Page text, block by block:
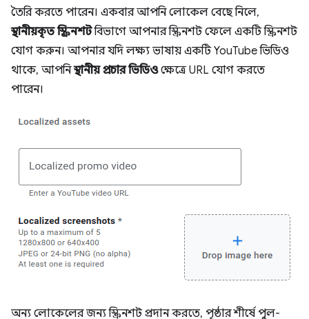
তৈরি করতে পারেন। একবার আপনি লোকেল বেছে নিলে,
স্থানীয়কৃত স্ক্রিনশটবিভাগে আপনার স্ক্রিনশট ফেলে একটি স্ক্রিনশট
যোগ করুন। আপনার যদি লক্ষ্য ভাষায় একটি YouTube ভিডিও
থাকে, আপনিস্থানীয় প্রচার ভিডিওক্ষেত্রে URL যোগ করতে
পারেন।
অন্য লোকেলের জন্য স্ক্রিনশট প্রদান করতে, পৃষ্ঠার শীর্ষে পুল-